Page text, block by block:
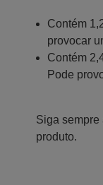
Contém
provocar
Contém
Pode
Siga sempre
produto.